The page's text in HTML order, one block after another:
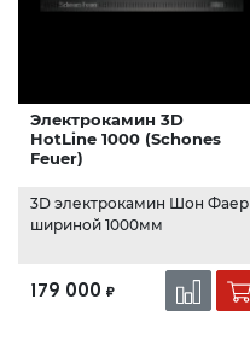
Электрокамин 3D
HotLine 1000 (Schones
Feuer)
3D электрокамин Шон Фаер
шириной 1000мм
179 000 ₽